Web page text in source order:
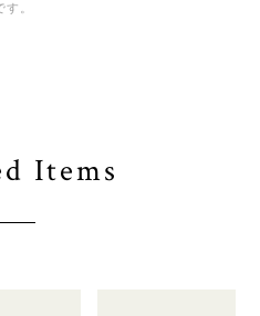
。
Items